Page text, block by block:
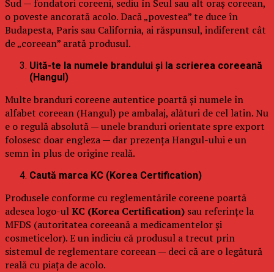
Sud — fondatori coreeni, sediu în Seul sau alt oraș coreean,
o poveste ancorată acolo. Dacă „povestea” te duce în
Budapesta, Paris sau California, ai răspunsul, indiferent cât
de „coreean” arată produsul.
Uită-te la numele brandului și la scrierea coreeană
(Hangul)
Multe branduri coreene autentice poartă și numele în
alfabet coreean (Hangul) pe ambalaj, alături de cel latin. Nu
e o regulă absolută — unele branduri orientate spre export
folosesc doar engleza — dar prezența Hangul-ului e un
semn în plus de origine reală.
Caută marca KC (Korea Certification)
Produsele conforme cu reglementările coreene poartă
adesea logo-ulKC (Korea Certification) sau referințe la
MFDS (autoritatea coreeană a medicamentelor și
cosmeticelor). E un indiciu că produsul a trecut prin
sistemul de reglementare coreean — deci că are o legătură
reală cu piața de acolo.